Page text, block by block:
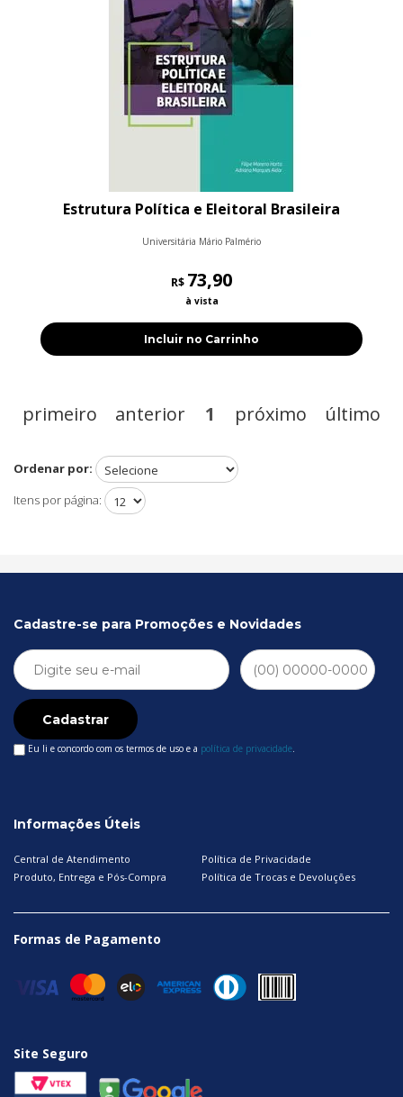
Estrutura Política e Eleitoral Brasileira
Universitária Mário Palmério
R$ 73,90
à vista
Incluir no Carrinho
primeiro anterior 1 próximo último
Ordenar por:
Itens por página:
Informações Úteis
Central de Atendimento
Política de Privacidade
Produto, Entrega e Pós-Compra
Política de Trocas e Devoluções
Cadastre-se para Promoções e Novidades
Cadastrar
Eu li e concordo com os termos de uso e a política de privacidade.
Formas de Pagamento
Site Seguro